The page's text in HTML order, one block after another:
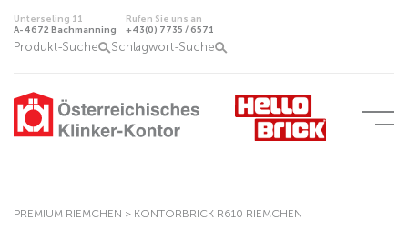
Unterseling 11
A-4672 Bachmanning
Rufen Sie uns an
+43(0) 7735 / 6571
Produkt-Suche Schlagwort-Suche
PREMIUM RIEMCHEN > KONTORBRICK R610 RIEMCHEN